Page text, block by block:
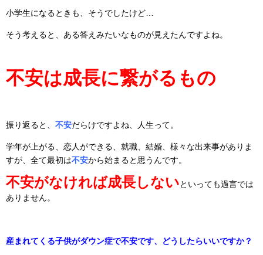
小学生になるときも、そうでしたけど…
そう考えると、ある答えみたいなものが見えたんですよね。
不安は成長に繋がるもの
振り返ると、 不安だらけですよね、人生って。
学年が上がる、恋人ができる、就職、結婚、様々な出来事がありま
すが、全て最初は不安から始まると思うんです。
不安がなければ成長しないといっても過言では
ありません。
産まれてくる子供がダウン症で不安です、どうしたらいいですか？